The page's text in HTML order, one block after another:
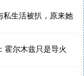
私生活被扒，原来她
霍尔木兹只是导火